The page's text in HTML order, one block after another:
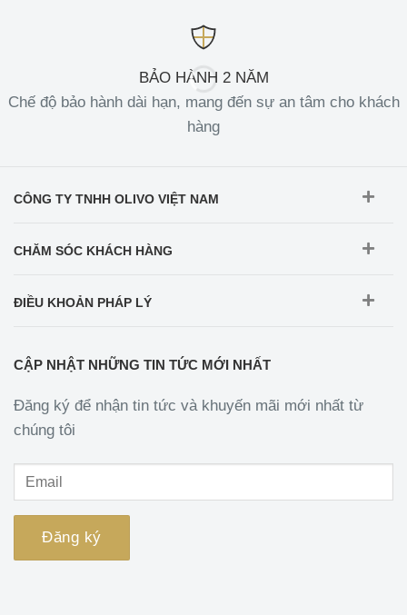
BẢO HÀNH 2 NĂM
Chế độ bảo hành dài hạn, mang đến sự an tâm cho khách
hàng
CÔNG TY TNHH OLIVO VIỆT NAM
CHĂM SÓC KHÁCH HÀNG
ĐIỀU KHOẢN PHÁP LÝ
CẬP NHẬT NHỮNG TIN TỨC MỚI NHẤT
Đăng ký để nhận tin tức và khuyến mãi mới nhất từ
chúng tôi